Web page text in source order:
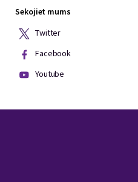
Sekojiet mums
Twitter
Facebook
Youtube